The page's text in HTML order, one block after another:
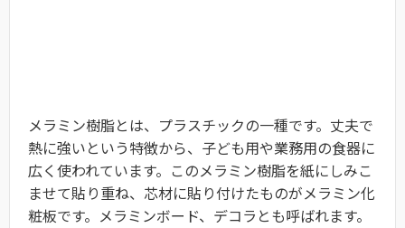
メラミン樹脂とは、プラスチックの一種です。丈夫で
熱に強いという特徴から、子ども用や業務用の食器に
広く使われています。このメラミン樹脂を紙にしみこ
ませて貼り重ね、芯材に貼り付けたものがメラミン化
粧板です。メラミンボード、デコラとも呼ばれます。